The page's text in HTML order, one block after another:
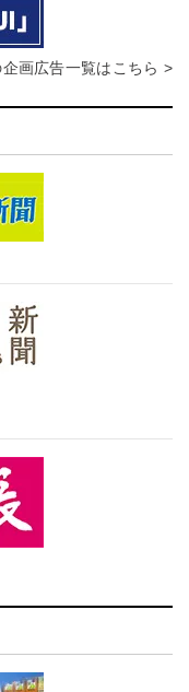
画広告一覧はこちら >